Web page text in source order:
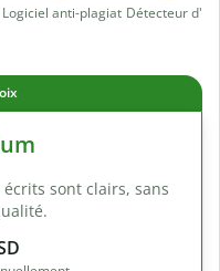
Logiciel anti-plagiat Détecteur d'IA
sont clairs, sans